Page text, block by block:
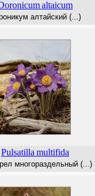
altaicum
алтайский (...)
Pulsatilla multifida
многораздельный (...)